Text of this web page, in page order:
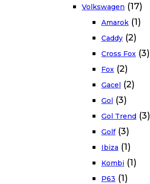
Volkswagen (17)
Amarok (1)
Caddy (2)
Cross Fox (3)
Fox (2)
Gacel (2)
Gol (3)
Gol Trend (3)
Golf (3)
Ibiza (1)
Kombi (1)
P63 (1)